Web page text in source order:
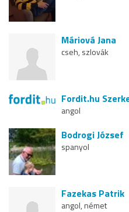
Máriová Jana
cseh, szlovák
Fordit.hu
angol
Bodrogi József
spanyol
Fazekas Patrik
angol, német